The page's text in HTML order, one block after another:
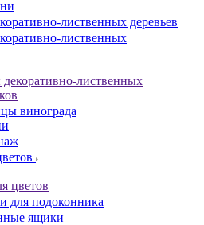
лиственных деревьев
лиственных
лиственных
винограда
цветов
для подоконника
ящики